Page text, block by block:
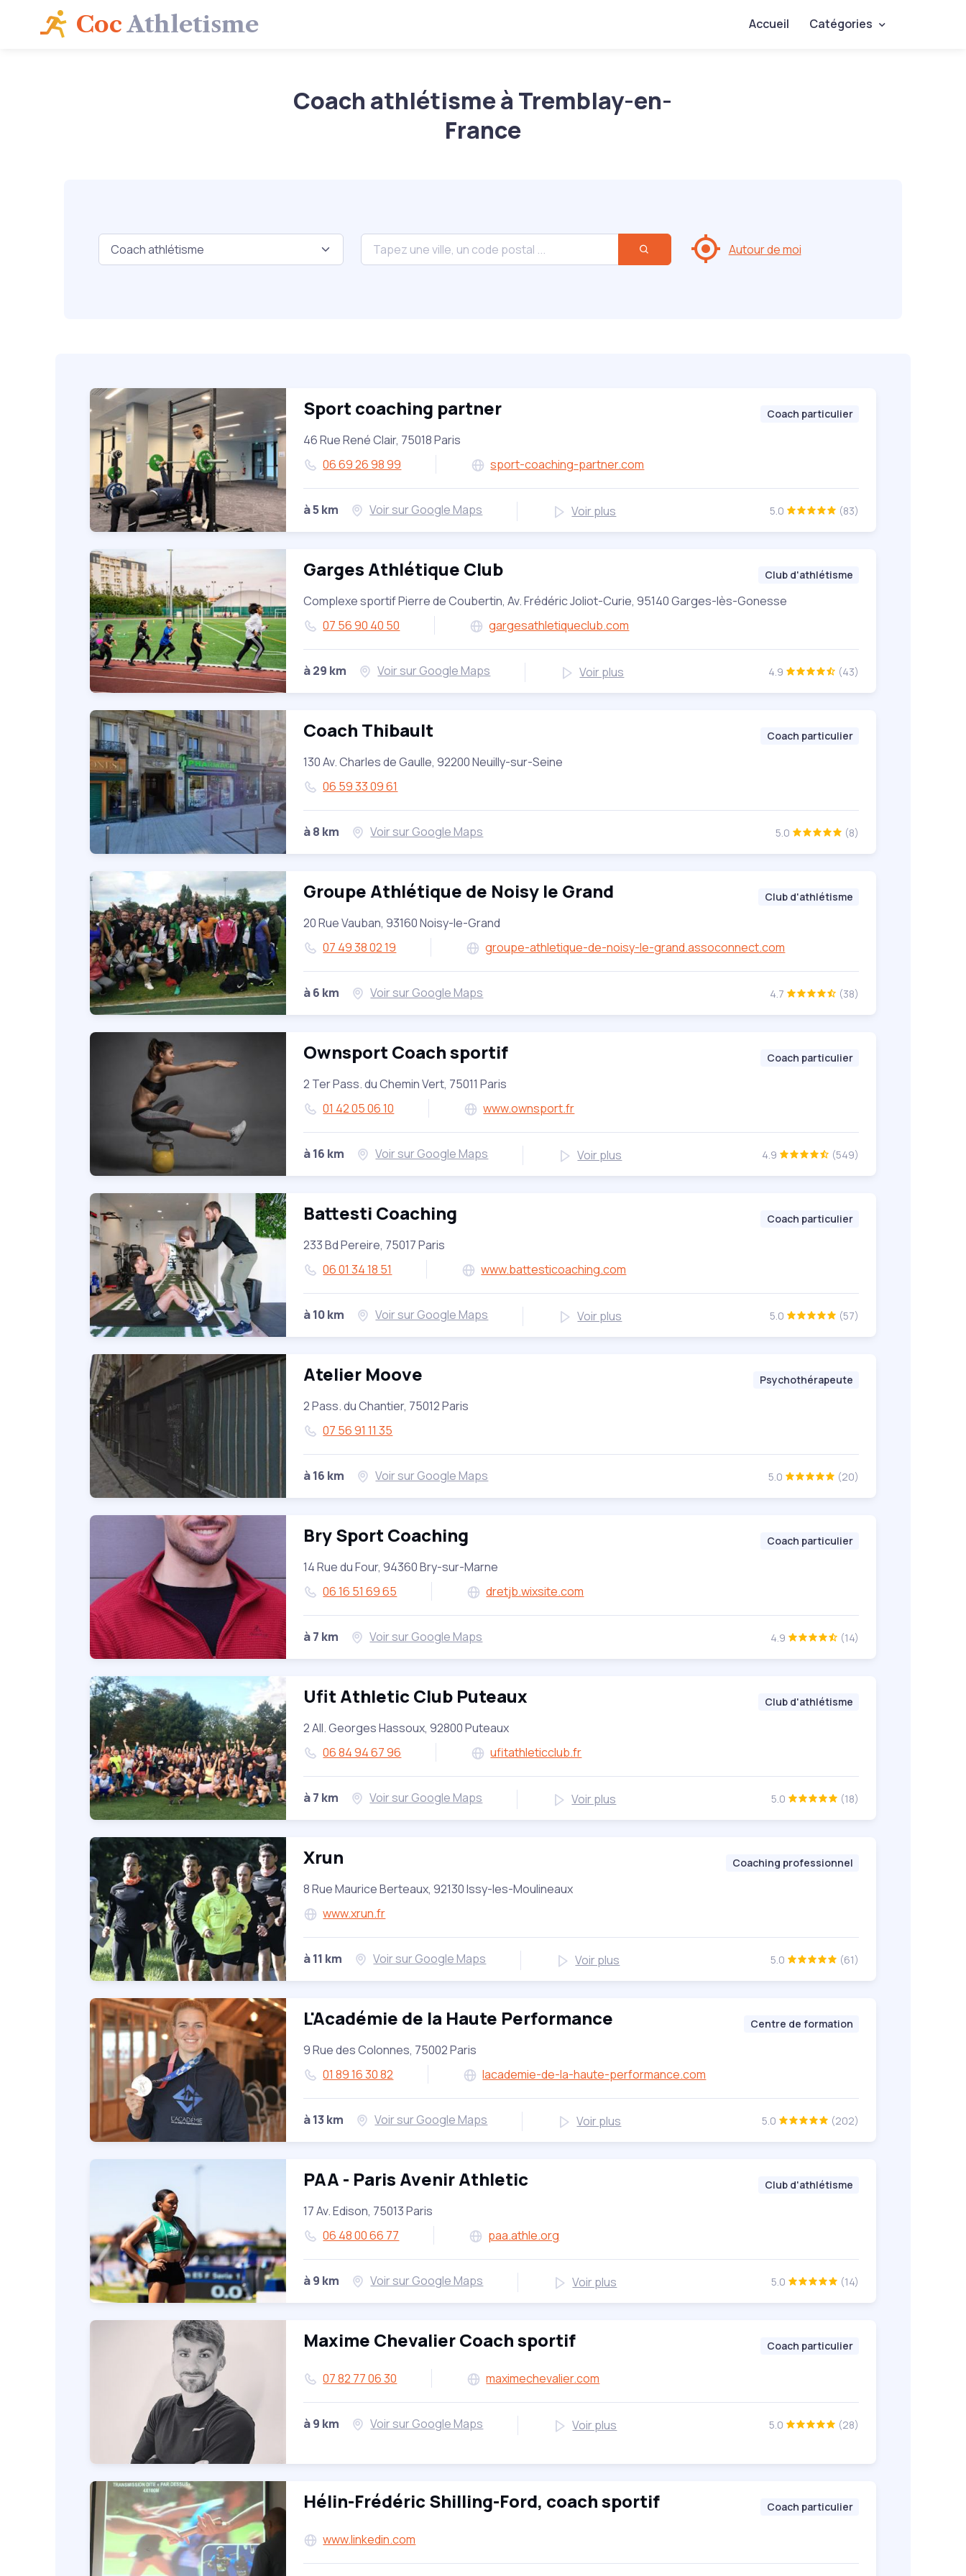
CocAthletisme Accueil Catégories
Coach athlétisme à Tremblay-en-
France
Autour de moi
Sport coaching partner Coach particulier
46 Rue René Clair, 75018 Paris
06 69 26 98 99
sport-coaching-partner.com
à 5 km Voir sur Google Maps Voir plus 5.0 (83)
Garges Athlétique Club Club d'athlétisme
Complexe sportif Pierre de Coubertin, Av. Frédéric Joliot-Curie, 95140 Garges-lès-Gonesse
07 56 90 40 50
gargesathletiqueclub.com
à 29 km Voir sur Google Maps Voir plus 4.9 (43)
Coach Thibault Coach particulier
130 Av. Charles de Gaulle, 92200 Neuilly-sur-Seine
06 59 33 09 61
à 8 km Voir sur Google Maps 5.0 (8)
Groupe Athlétique de Noisy le Grand Club d'athlétisme
20 Rue Vauban, 93160 Noisy-le-Grand
07 49 38 02 19
groupe-athletique-de-noisy-le-grand.assoconnect.com
à 6 km Voir sur Google Maps 4.7 (38)
Ownsport Coach sportif Coach particulier
2 Ter Pass. du Chemin Vert, 75011 Paris
01 42 05 06 10
www.ownsport.fr
à 16 km Voir sur Google Maps Voir plus 4.9 (549)
Battesti Coaching Coach particulier
233 Bd Pereire, 75017 Paris
06 01 34 18 51
www.battesticoaching.com
à 10 km Voir sur Google Maps Voir plus 5.0 (57)
Atelier Moove Psychothérapeute
2 Pass. du Chantier, 75012 Paris
07 56 91 11 35
à 16 km Voir sur Google Maps 5.0 (20)
Bry Sport Coaching Coach particulier
14 Rue du Four, 94360 Bry-sur-Marne
06 16 51 69 65
dretjb.wixsite.com
à 7 km Voir sur Google Maps 4.9 (14)
Ufit Athletic Club Puteaux Club d'athlétisme
2 All. Georges Hassoux, 92800 Puteaux
06 84 94 67 96
ufitathleticclub.fr
à 7 km Voir sur Google Maps Voir plus 5.0 (18)
Xrun Coaching professionnel
8 Rue Maurice Berteaux, 92130 Issy-les-Moulineaux
www.xrun.fr
à 11 km Voir sur Google Maps Voir plus 5.0 (61)
L'Académie de la Haute Performance Centre de formation
9 Rue des Colonnes, 75002 Paris
01 89 16 30 82
lacademie-de-la-haute-performance.com
à 13 km Voir sur Google Maps Voir plus 5.0 (202)
PAA - Paris Avenir Athletic Club d'athlétisme
17 Av. Edison, 75013 Paris
06 48 00 66 77
paa.athle.org
à 9 km Voir sur Google Maps Voir plus 5.0 (14)
Maxime Chevalier Coach sportif Coach particulier
07 82 77 06 30 maximechevalier.com
à 9 km Voir sur Google Maps Voir plus 5.0 (28)
Hélin-Frédéric Shilling-Ford, coach sportif Coach particulier
www.linkedin.com